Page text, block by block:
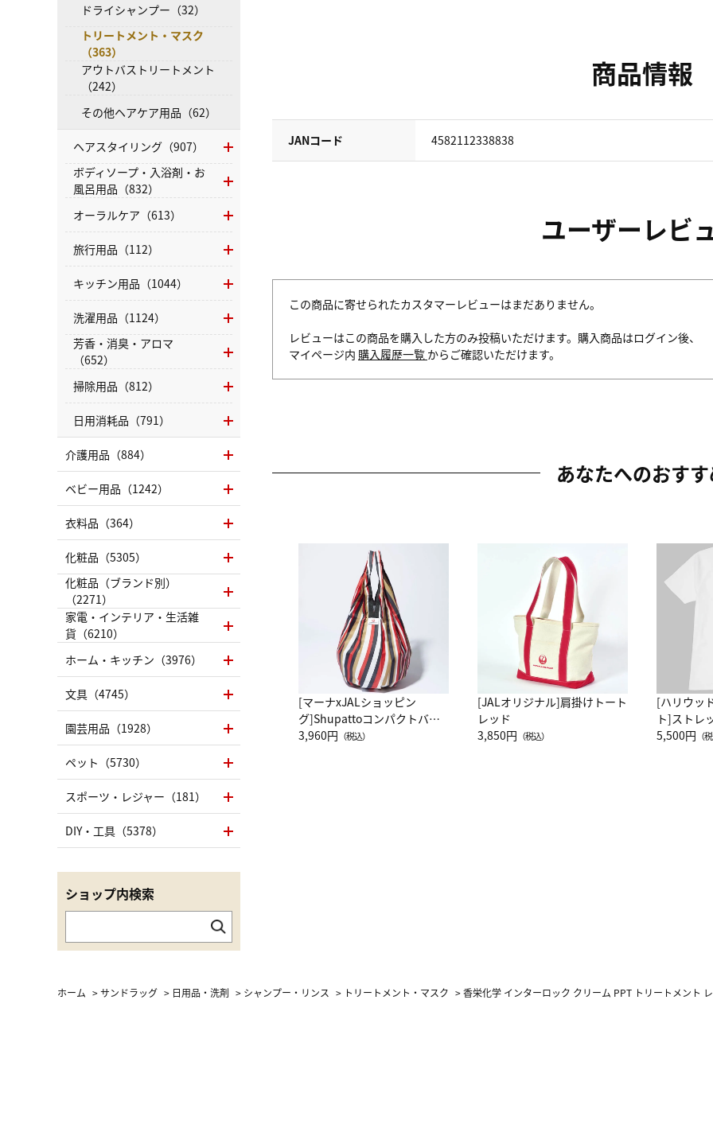
商品情報
JANコード 4582112338838
ユーザーレビ
この商品に寄せられたカスタマーレビューはまだありません。
レビューはこの商品を購入した方のみ投稿いただけます。購入商品はログイン後、
マイページ内 購入履歴一覧 からご確認いただけます。
あなたへのおす
[マーナxJALショッピン
グ]Shupattoコンパクトバッ
グ Drop JAL客室乗務員
3,960円 （税込）
[JALオリジナル]肩掛けトート
レッド
3,850円 （税込）
[ハリウッ
ト]ストレ
ーネック
5,500円 （
ドライシャンプー（32）
トリートメント・マスク
（363）
アウトバストリートメント
（242）
その他ヘアケア用品（62）
ヘアスタイリング（907）
ボディソープ・入浴剤・お
風呂用品（832）
オーラルケア（613）
旅行用品（112）
キッチン用品（1044）
洗濯用品（1124）
芳香・消臭・アロマ
（652）
掃除用品（812）
日用消耗品（791）
介護用品（884）
ベビー用品（1242）
衣料品（364）
化粧品（5305）
化粧品（ブランド別）
（2271）
家電・インテリア・生活雑
貨（6210）
ホーム・キッチン（3976）
文具（4745）
園芸用品（1928）
ペット（5730）
スポーツ・レジャー（181）
DIY・工具（5378）
ショップ内検索
ホーム >サンドラッグ > 日用品・洗剤 > シャンプー・リンス > トリートメント・マスク >香栄化学 インターロック クリーム PPT トリートメント